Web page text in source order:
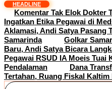
HEADLINE
Komentar Tak Elok Dokter
Ingatkan Etika Pegawai di
Aklamasi, Andi Satya Pasang
Samarinda
Golkar
Baru, Andi Satya Bicara
Pegawai RSUD IA Moeis Tuai
Pendalaman
Dana
Tertahan, Ruang Fiskal